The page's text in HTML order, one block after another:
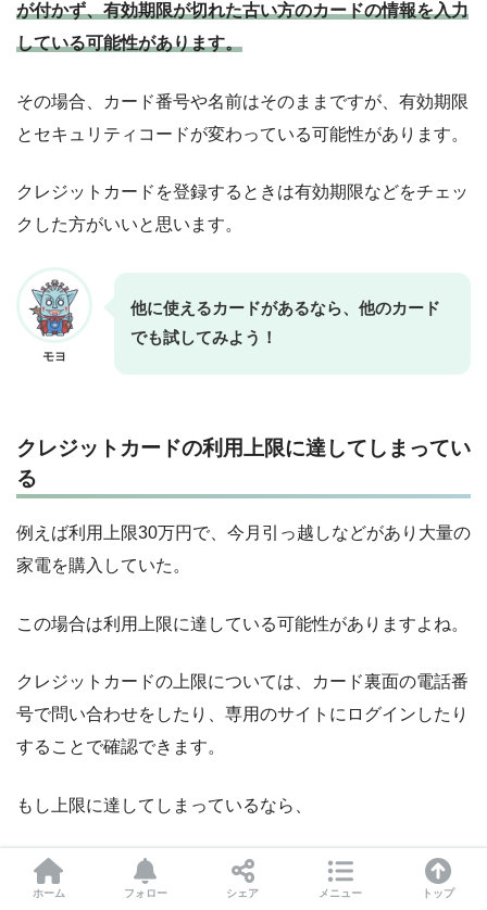
が付かず、有効期限が切れた古い方のカードの情報を入力
している可能性があります。
その場合、カード番号や名前はそのままですが、有効期限
とセキュリティコードが変わっている可能性があります。
クレジットカードを登録するときは有効期限などをチェッ
クした方がいいと思います。
モヨ
他に使えるカードがあるなら、他のカード
でも試してみよう！
クレジットカードの利用上限に達してしまってい
る
例えば利用上限30万円で、今月引っ越しなどがあり大量の
家電を購入していた。
この場合は利用上限に達している可能性がありますよね。
クレジットカードの上限については、カード裏面の電話番
号で問い合わせをしたり、専用のサイトにログインしたり
することで確認できます。
もし上限に達してしまっているなら、
一時的なカード上限の増額申請
ホーム フォロー シェア メニュー トップ